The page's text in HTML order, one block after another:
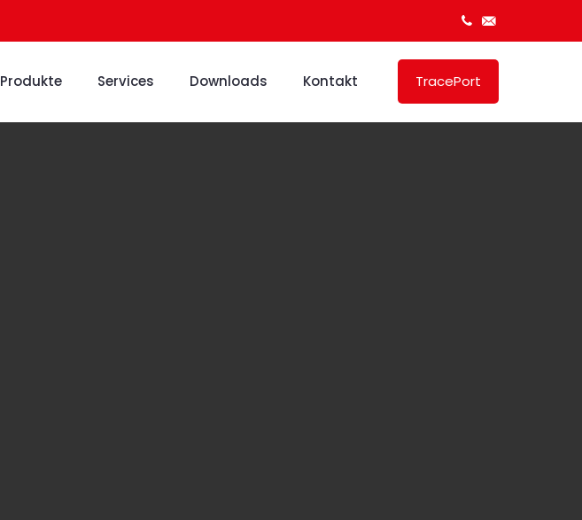
Produkte Services Downloads Kontakt TracePort